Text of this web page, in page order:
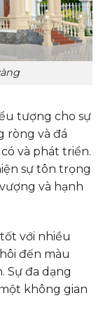
tượng cho sự
ròng và đá
và phát triển.
sự tôn trọng
và hạnh
với nhiều
đến màu
Sự đa dạng
không gian